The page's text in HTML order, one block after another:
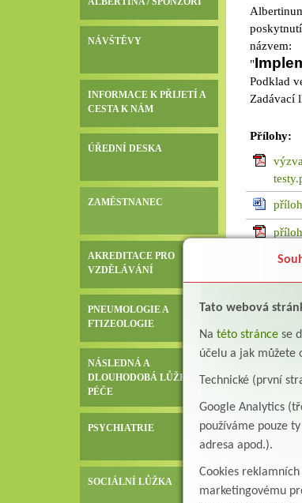
NÁVŠTĚVY
INFORMACE K PŘIJETÍ A
CESTA K NÁM
ÚŘEDNÍ DESKA
ZAMĚSTNANEC
AKREDITACE PRO
VZDĚLÁVÁNÍ
PNEUMOLOGIE A
FTIZEOLOGIE
NÁSLEDNÁ A
DLOUHODOBÁ LŮŽKOVÁ
PÉČE
PSYCHIATRIE
SOCIÁLNÍ LŮŽKA
názvem:
"
Podklad
Zadávací
Přílohy:
Tato webová
Na této stránce se
účelu a jak můžete
Technické (první
Google Analytics
používáme pouze
adresa apod.).
Cookies
marketingovému